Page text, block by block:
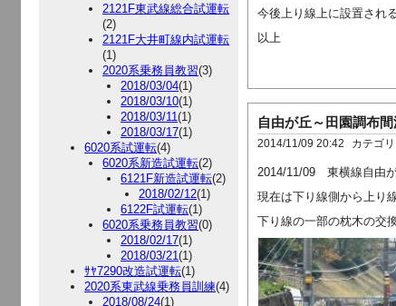
2121F東武線総合試運転
(2)
2121F大井町線内試運転
(1)
2020系乗務員教習(3)
2018/03/04(1)
2018/03/10(1)
2018/03/11(1)
2018/03/17(1)
6020系試運転(4)
6020系新造試運転(2)
6121F新造試運転(2)
2018/02/12(1)
6122F試運転(1)
6020系乗務員教習(0)
2018/02/17(1)
2018/03/21(1)
ｻﾔ7290改造試運転(1)
2020系東武線乗務員訓練(4)
2018/08/24(1)
今後上り線上に設置され
以上
自由が丘～田園調布
2014/11/09 20:42 カテゴリ
2014/11/09 東横線自由
現在は下り線側から上り
下り線の一部の枕木の交